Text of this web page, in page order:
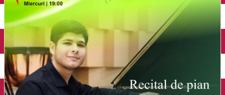
Închirieri auto
Închirieri biciclete
Taxi
Încărcare vehicule electrice